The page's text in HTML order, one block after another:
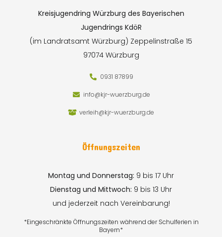
Kreisjugendring Würzburg des Bayerischen
Jugendrings KdöR
(im Landratsamt Würzburg) Zeppelinstraße 15
97074 Würzburg
0931 87899
info@kjr-wuerzburg.de
verleih@kjr-wuerzburg.de
Öffnungszeiten
Montag und Donnerstag: 9 bis 17 Uhr
Dienstag und Mittwoch: 9 bis 13 Uhr
und jederzeit nach Vereinbarung!
*Eingeschränkte Öffnungszeiten während der Schulferien in
Bayern*